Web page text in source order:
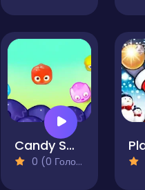
Candy Sweet
0 (0 Голосів)